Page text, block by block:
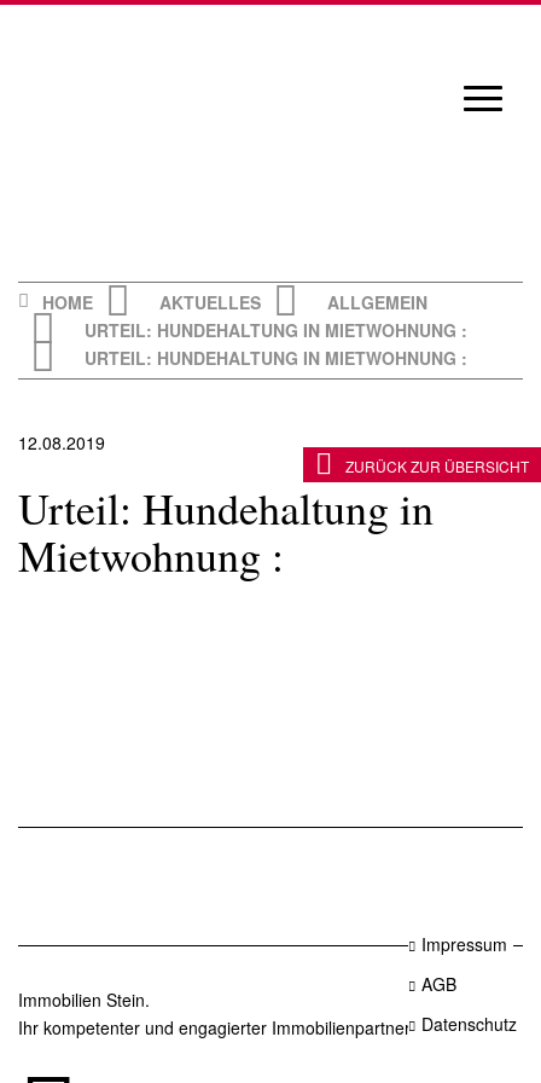
HOME AKTUELLES
ALLGEMEIN
URTEIL: HUNDEHALTUNG IN MIETWOHNUNG :
URTEIL: HUNDEHALTUNG IN MIETWOHNUNG :
12.08.2019
Urteil: Hundehaltung in
Mietwohnung :
ZURÜCK ZUR ÜBERSICHT
Immobilien Stein.
Ihr kompetenter und engagierter Immobilienpartner in Essen.
Impressum
AGB
Datenschutz